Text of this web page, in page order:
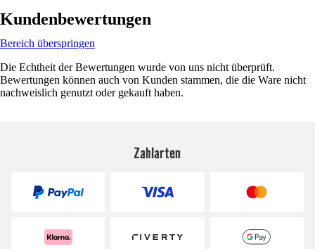
Kundenbewertungen
Bereich überspringen
Die Echtheit der Bewertungen wurde von uns nicht überprüft.
Bewertungen können auch von Kunden stammen, die die Ware nicht
nachweislich genutzt oder gekauft haben.
Zahlarten